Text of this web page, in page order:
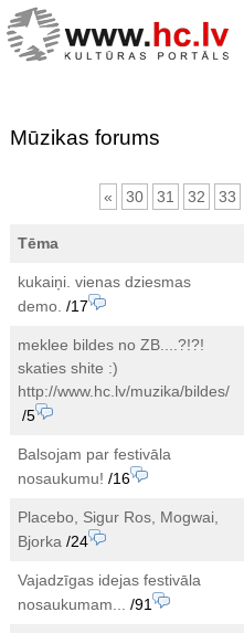
Mūzikas forums
« 30 31 32 33
Tēma
kukaiņi. vienas dziesmas
demo. /17
meklee bildes no ZB....?!?!
skaties shite :)
http://www.hc.lv/muzika/bildes/
/5
Balsojam par festivāla
nosaukumu! /16
Placebo, Sigur Ros, Mogwai,
Bjorka /24
Vajadzīgas idejas festivāla
nosaukumam...
/91